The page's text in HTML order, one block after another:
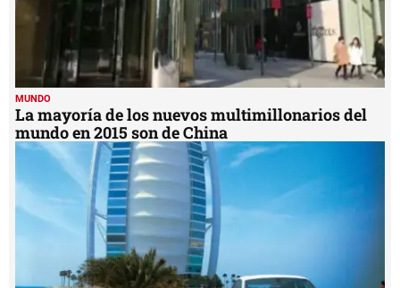
MUNDO
La mayoría de los nuevos multimillonarios del
mundo en 2015 son de China